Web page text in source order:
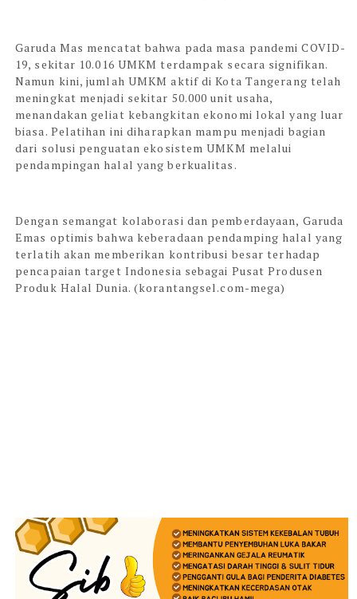
Garuda Mas mencatat bahwa pada masa pandemi COVID-
19, sekitar 10.016 UMKM terdampak secara signifikan.
Namun kini, jumlah UMKM aktif di Kota Tangerang telah
meningkat menjadi sekitar 50.000 unit usaha,
menandakan geliat kebangkitan ekonomi lokal yang luar
biasa. Pelatihan ini diharapkan mampu menjadi bagian
dari solusi penguatan ekosistem UMKM melalui
pendampingan halal yang berkualitas.
Dengan semangat kolaborasi dan pemberdayaan, Garuda
Emas optimis bahwa keberadaan pendamping halal yang
terlatih akan memberikan kontribusi besar terhadap
pencapaian target Indonesia sebagai Pusat Produsen
Produk Halal Dunia. (korantangsel.com-mega)